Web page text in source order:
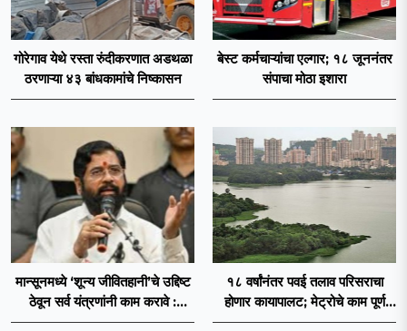
गोरेगाव येथे रस्ता रुंदीकरणात अडथळा
ठरणाऱ्या ४३ बांधकामांचे निष्कासन
बेस्ट कर्मचाऱ्यांचा एल्गार; १८ जूननंतर
संपाचा मोठा इशारा
मान्सूनमध्ये ‘शून्य जीवितहानी’चे उद्दिष्ट
ठेवून सर्व यंत्रणांनी काम करावे :
उपमुख्यमंत्री एकनाथ शिंदे
१८ वर्षांनंतर पवई तलाव परिसराचा
होणार कायापालट; मेट्रोचे काम पूर्ण
होताच पुनर्विकासाला सुरुवात;